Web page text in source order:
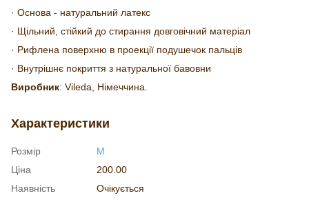
· Основа - натуральний латекс
· Щільний, стійкий до стирання довговічний матеріал
· Рифлена поверхню в проекції подушечок пальців
· Внутрішнє покриття з натуральної бавовни
Виробник: Vileda, Німеччина.
Характеристики
Розмір
M
Ціна
200.00
Наявність
Очікується